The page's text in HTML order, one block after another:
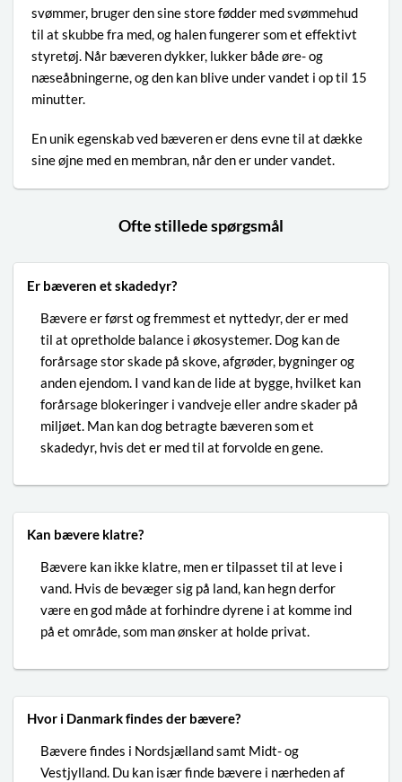
svømmer, bruger den sine store fødder med svømmehud
til at skubbe fra med, og halen fungerer som et effektivt
styretøj. Når bæveren dykker, lukker både øre- og
næseåbningerne, og den kan blive under vandet i op til 15
minutter.
En unik egenskab ved bæveren er dens evne til at dække
sine øjne med en membran, når den er under vandet.
Ofte stillede spørgsmål
Er bæveren et skadedyr?
Bævere er først og fremmest et nyttedyr, der er med
til at opretholde balance i økosystemer. Dog kan de
forårsage stor skade på skove, afgrøder, bygninger og
anden ejendom. I vand kan de lide at bygge, hvilket kan
forårsage blokeringer i vandveje eller andre skader på
miljøet. Man kan dog betragte bæveren som et
skadedyr, hvis det er med til at forvolde en gene.
Kan bævere klatre?
Bævere kan ikke klatre, men er tilpasset til at leve i
vand. Hvis de bevæger sig på land, kan hegn derfor
være en god måde at forhindre dyrene i at komme ind
på et område, som man ønsker at holde privat.
Hvor i Danmark findes der bævere?
Bævere findes i Nordsjælland samt Midt- og
Vestjylland. Du kan især finde bævere i nærheden af